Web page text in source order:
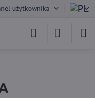
użytkownika